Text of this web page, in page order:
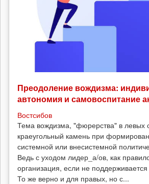
Преодоление вождизма:
автономия и самовоспитание
Востсибов
Тема вождизма, "фюрерства" в левых
краеугольный камень при
системной или внесистемной
Ведь с уходом лидер_а/ов, как
организация, если не
То же верно и для правых, но с...